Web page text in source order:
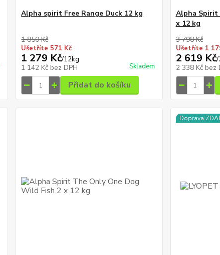
Alpha spirit Free Range Duck 12 kg
1 850 Kč
Ušetříte 571 Kč
1 279 Kč/12kg
1 142 Kč bez DPH Skladem
Přidat do košíku
Alpha Spirit
x 12 kg
3 798 Kč
Ušetříte 1
2 619 Kč/
2 338 Kč bez
Doprava